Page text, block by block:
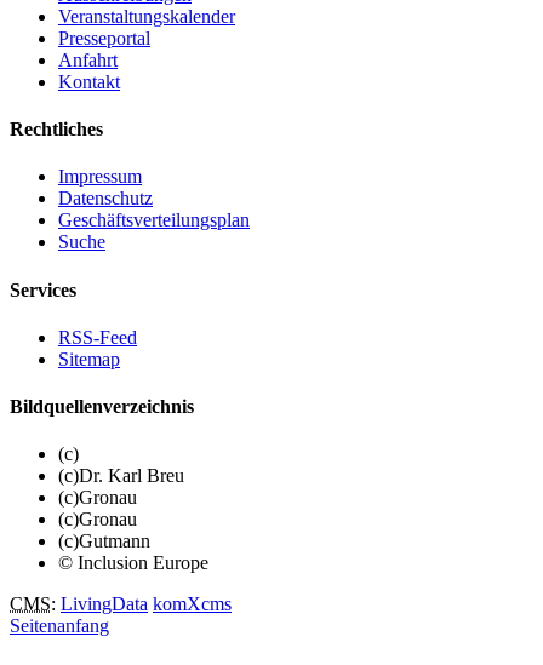
Veranstaltungskalender
Presseportal
Anfahrt
Kontakt
Rechtliches
Impressum
Datenschutz
Geschäftsverteilungsplan
Suche
Services
RSS-Feed
Sitemap
Bildquellenverzeichnis
(c)
(c)Dr. Karl Breu
(c)Gronau
(c)Gronau
(c)Gutmann
© Inclusion Europe
CMS: LivingData komXcms
Seitenanfang